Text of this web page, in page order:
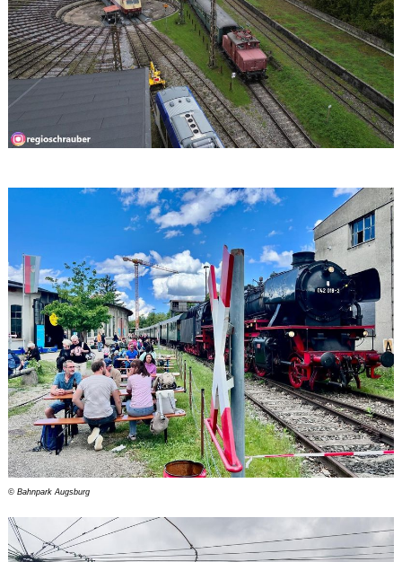
© Bahnpark Augsburg